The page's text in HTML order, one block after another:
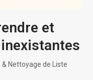
et
& Nettoyage de Liste